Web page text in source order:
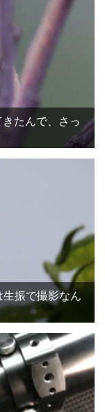
たんで、さっ
振で撮影なん